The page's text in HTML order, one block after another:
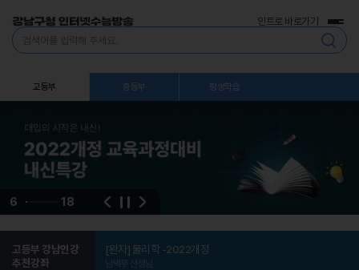
통
합
인트로 바로가기
전
체
메
고등부 중등부 평생학습
6 18
이
정
다
고등부 강남인강
추천강좌
[완자] 물리학 -2022개정
남벽우 선생님